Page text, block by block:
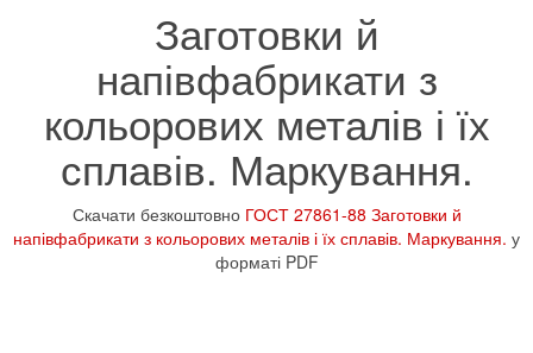
Заготовки й
напівфабрикати з
кольорових металів і їх
сплавів. Маркування.
Скачати безкоштовно ГОСТ 27861-88 Заготовки й
напівфабрикати з кольорових металів і їх сплавів. Маркування. у
форматі PDF